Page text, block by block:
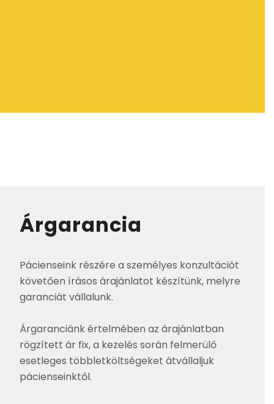
Árgarancia
Pácienseink részére a személyes konzultációt
követően írásos árajánlatot készítünk, melyre
garanciát vállalunk.
Árgaranciánk értelmében az árajánlatban
rögzített ár fix, a kezelés során felmerülő
esetleges többletköltségeket átvállaljuk
pácienseinktől.